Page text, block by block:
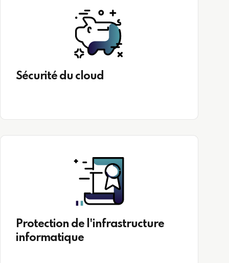
Sécurité du cloud
Protection de l'infrastructure
informatique